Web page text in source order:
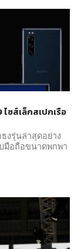
ไซส์เล็กสเปกเรือ
งรุ่นล่าสุดอย่าง
มือถือขนาดพกพา